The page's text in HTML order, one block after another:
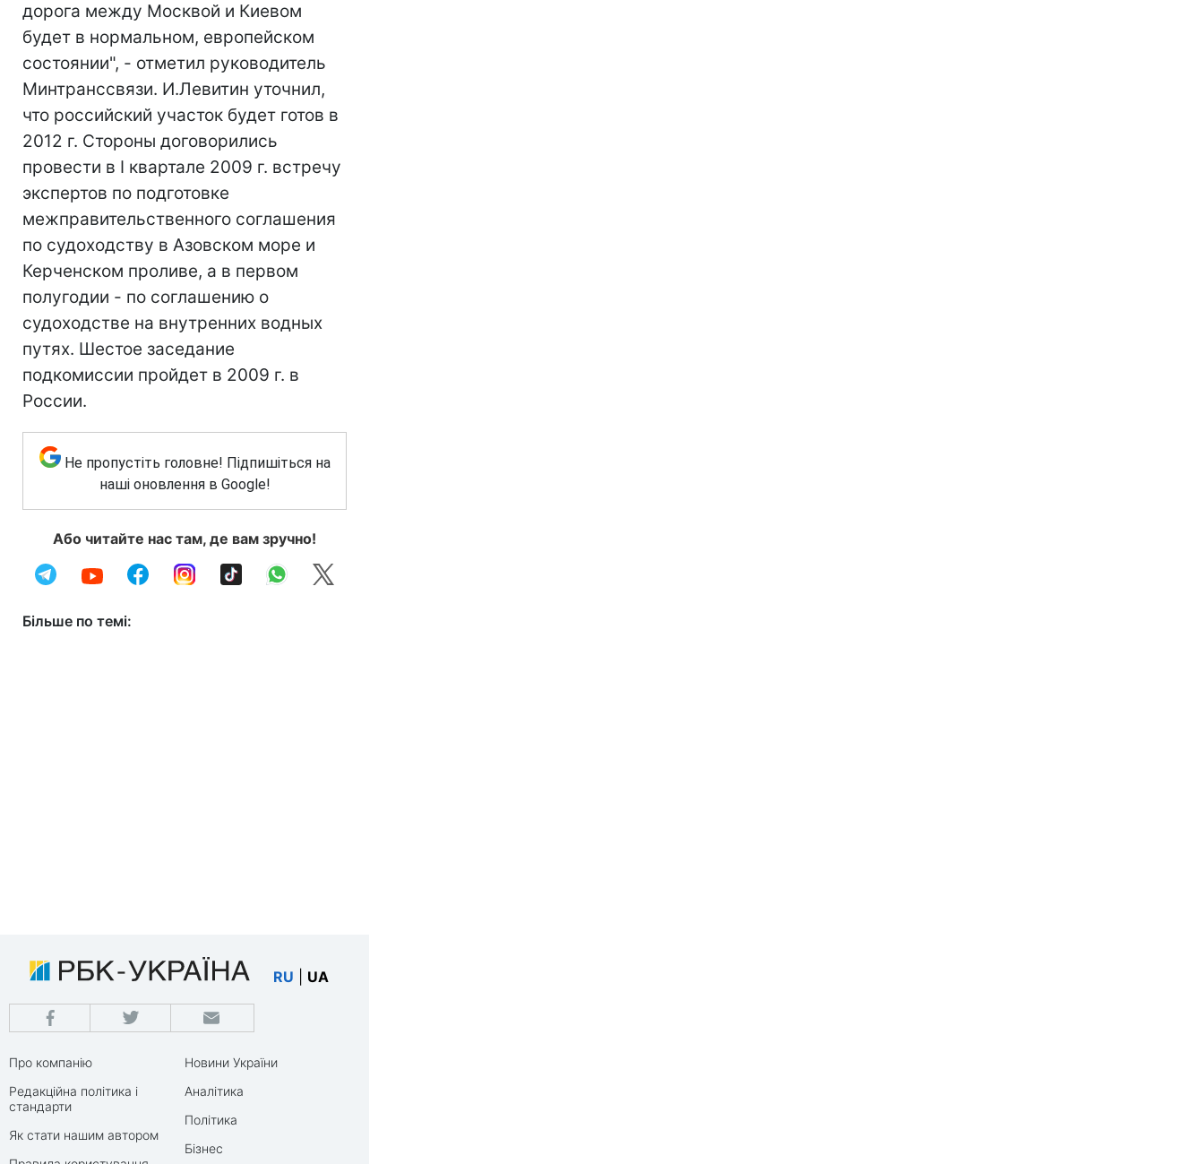
дорога между Москвой и Киевом
будет в нормальном, европейском
состоянии", - отметил руководитель
Минтранссвязи. И.Левитин уточнил,
что российский участок будет готов в
2012 г. Стороны договорились
провести в I квартале 2009 г. встречу
экспертов по подготовке
межправительственного соглашения
по судоходству в Азовском море и
Керченском проливе, а в первом
полугодии - по соглашению о
судоходстве на внутренних водных
путях. Шестое заседание
подкомиссии пройдет в 2009 г. в
России.
Не пропустіть головне! Підпишіться на
наші оновлення в Google!
Або читайте нас там, де вам зручно!
Більше по темі:
RU UA
Про компанію
Редакційна політика і
стандарти
Як стати нашим автором
Новини України
Аналітика
Політика
Бізнес